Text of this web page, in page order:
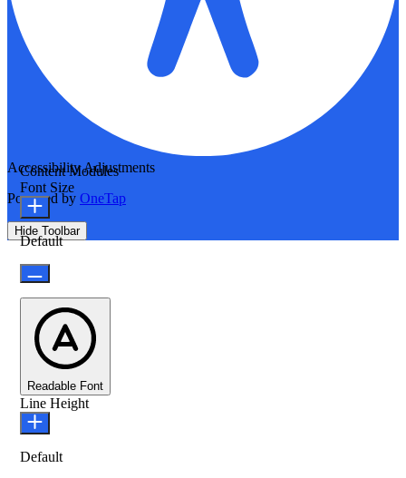
Accessibility Adjustments
Powered by OneTap
Hide Toolbar
Content Modules
Font Size
Default
Readable Font
Line Height
Default